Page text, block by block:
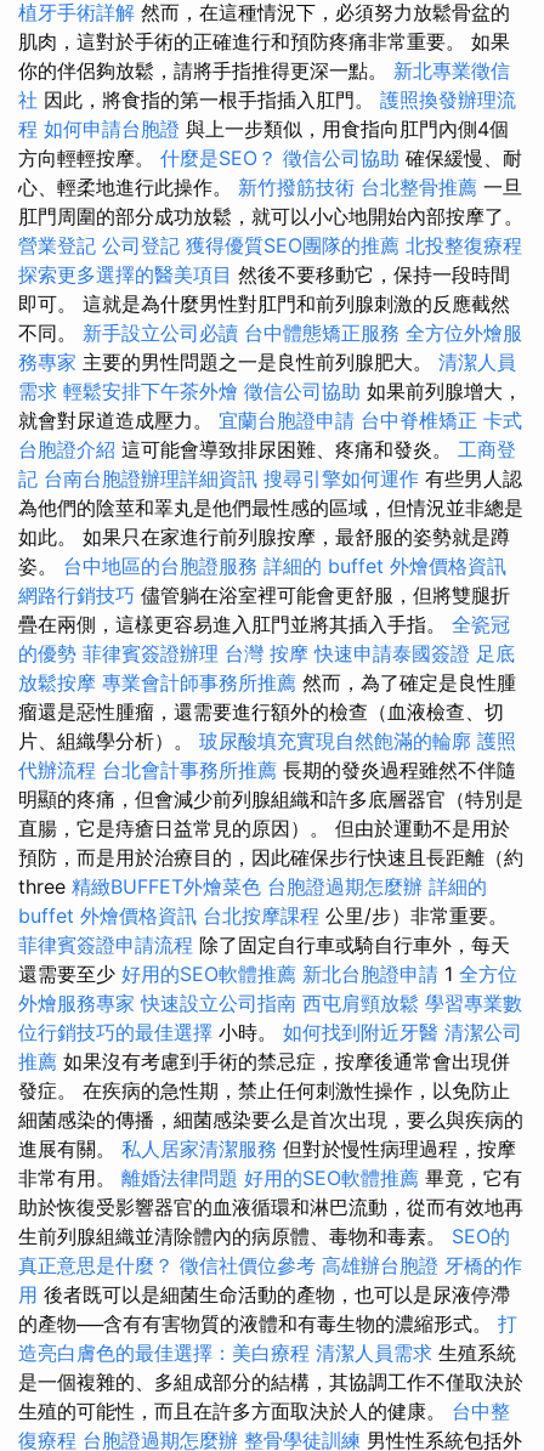
植牙手術詳解 然而，在這種情況下，必須努力放鬆骨盆的
肌肉，這對於手術的正確進行和預防疼痛非常重要。 如果
你的伴侶夠放鬆，請將手指推得更深一點。 新北專業徵信
社 因此，將食指的第一根手指插入肛門。 護照換發辦理流
程 如何申請台胞證 與上一步類似，用食指向肛門內側4個
方向輕輕按摩。 什麼是SEO？ 徵信公司協助 確保緩慢、耐
心、輕柔地進行此操作。 新竹撥筋技術 台北整骨推薦 一旦
肛門周圍的部分成功放鬆，就可以小心地開始內部按摩了。
營業登記 公司登記 獲得優質SEO團隊的推薦 北投整復療程
探索更多選擇的醫美項目 然後不要移動它，保持一段時間
即可。 這就是為什麼男性對肛門和前列腺刺激的反應截然
不同。 新手設立公司必讀 台中體態矯正服務 全方位外燴服
務專家 主要的男性問題之一是良性前列腺肥大。 清潔人員
需求 輕鬆安排下午茶外燴 徵信公司協助 如果前列腺增大，
就會對尿道造成壓力。 宜蘭台胞證申請 台中脊椎矯正 卡式
台胞證介紹 這可能會導致排尿困難、疼痛和發炎。 工商登
記 台南台胞證辦理詳細資訊 搜尋引擎如何運作 有些男人認
為他們的陰莖和睪丸是他們最性感的區域，但情況並非總是
如此。 如果只在家進行前列腺按摩，最舒服的姿勢就是蹲
姿。 台中地區的台胞證服務 詳細的 buffet 外燴價格資訊
網路行銷技巧 儘管躺在浴室裡可能會更舒服，但將雙腿折
疊在兩側，這樣更容易進入肛門並將其插入手指。 全瓷冠
的優勢 菲律賓簽證辦理 台灣 按摩 快速申請泰國簽證 足底
放鬆按摩 專業會計師事務所推薦 然而，為了確定是良性腫
瘤還是惡性腫瘤，還需要進行額外的檢查（血液檢查、切
片、組織學分析）。 玻尿酸填充實現自然飽滿的輪廓 護照
代辦流程 台北會計事務所推薦 長期的發炎過程雖然不伴隨
明顯的疼痛，但會減少前列腺組織和許多底層器官（特別是
直腸，它是痔瘡日益常見的原因）。 但由於運動不是用於
預防，而是用於治療目的，因此確保步行快速且長距離（約
three 精緻BUFFET外燴菜色 台胞證過期怎麼辦 詳細的
buffet 外燴價格資訊 台北按摩課程 公里/步）非常重要。
菲律賓簽證申請流程 除了固定自行車或騎自行車外，每天
還需要至少 好用的SEO軟體推薦 新北台胞證申請 1 全方位
外燴服務專家快速設立公司指南 西屯肩頸放鬆 學習專業數
位行銷技巧的最佳選擇 小時。 如何找到附近牙醫 清潔公司
推薦 如果沒有考慮到手術的禁忌症，按摩後通常會出現併
發症。 在疾病的急性期，禁止任何刺激性操作，以免防止
細菌感染的傳播，細菌感染要么是首次出現，要么與疾病的
進展有關。 私人居家清潔服務 但對於慢性病理過程，按摩
非常有用。 離婚法律問題 好用的SEO軟體推薦 畢竟，它有
助於恢復受影響器官的血液循環和淋巴流動，從而有效地再
生前列腺組織並清除體內的病原體、毒物和毒素。 SEO的
真正意思是什麼？ 徵信社價位參考 高雄辦台胞證 牙橋的作
用 後者既可以是細菌生命活動的產物，也可以是尿液停滯
的產物──含有有害物質的液體和有毒生物的濃縮形式。 打
造亮白膚色的最佳選擇：美白療程 清潔人員需求 生殖系統
是一個複雜的、多組成部分的結構，其協調工作不僅取決於
生殖的可能性，而且在許多方面取決於人的健康。 台中整
復療程 台胞證過期怎麼辦 整骨學徒訓練 男性性系統包括外